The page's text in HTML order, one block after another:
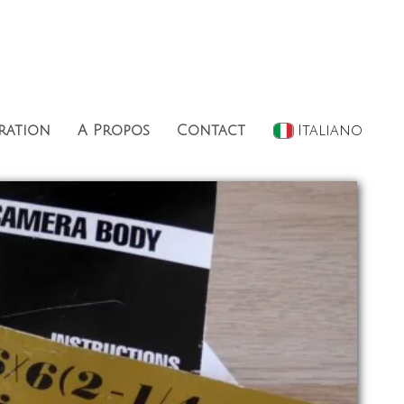
A Propos Contact Italiano